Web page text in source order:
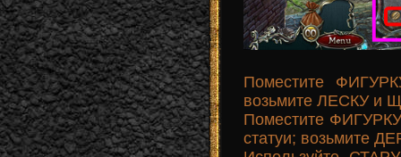
Поместите
возьмите ЛЕСКУ и
Поместите
статуи; возьмите